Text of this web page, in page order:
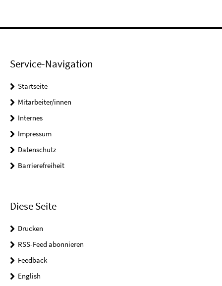
Service-Navigation
Startseite
Mitarbeiter/innen
Internes
Impressum
Datenschutz
Barrierefreiheit
Diese Seite
Drucken
RSS-Feed abonnieren
Feedback
English